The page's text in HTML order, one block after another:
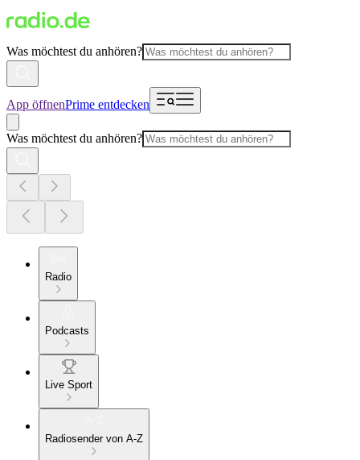
Was möchtest du anhören?
App öffnenPrime entdecken
Was möchtest du anhören?
Radio
Podcasts
Live Sport
Radiosender von A-Z